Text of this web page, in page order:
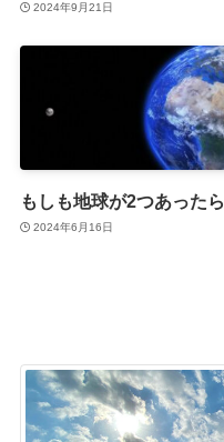
2024年9月21日
もしも地球が2つあったら
2024年6月16日